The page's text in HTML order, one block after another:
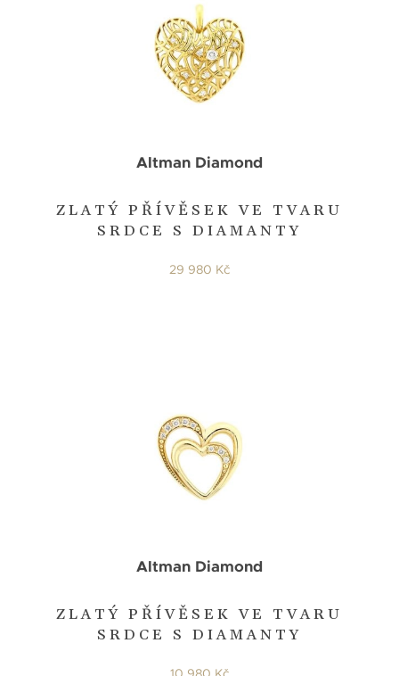
ZLATÝ PŘÍVĚSEK VE TVARU
SRDCE S DIAMANTY
Altman Diamond
29 980 Kč
ZLATÝ PŘÍVĚSEK VE TVARU
SRDCE S DIAMANTY
Altman Diamond